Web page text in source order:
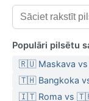
mēnešus.
termometra
samērā
biežāk
Voronežu
cepures un
Populāri pilsētu
🇷🇺 Maskava
🇹🇭 Bangkoka
🇮🇹 Roma vs